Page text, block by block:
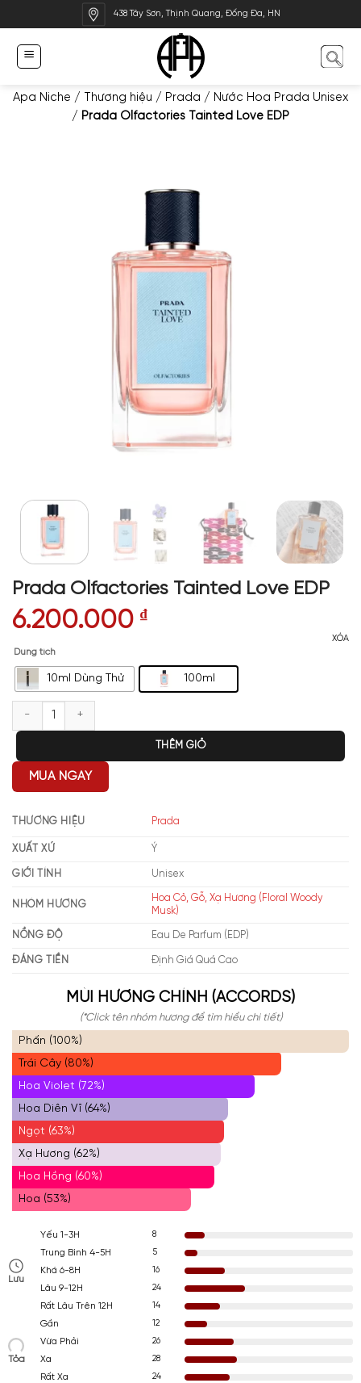
qua
dung
438 Tây Sơn, Thịnh Quang, Đống Đa, HN
Apa Niche / Thương hiệu / Prada / Nước Hoa Prada Unisex
/ Prada Olfactories Tainted Love EDP
Prada Olfactories Tainted Love EDP
6.200.000 ₫
Dung tích
10ml Dùng Thử 100ml
XÓA
Prada Olfactories Tainted Love EDP số lượng
THÊM GIỎ
MUA NGAY
THƯƠNG HIỆU Prada
XUẤT XỨ Ý
GIỚI TÍNH Unisex
NHÓM HƯƠNG
Hoa Cỏ, Gỗ, Xạ Hương (Floral Woody
Musk)
NỒNG ĐỘ Eau De Parfum (EDP)
ĐÁNG TIỀN Định Giá Quá Cao
MÙI HƯƠNG CHÍNH (ACCORDS)
(*Click tên nhóm hương để tìm hiểu chi tiết)
Phấn (100%)
Trái Cây (80%)
Hoa Violet (72%)
Hoa Diên Vĩ (64%)
Ngọt (63%)
Xạ Hương (62%)
Hoa Hồng (60%)
Hoa (53%)
Lưu
Yếu 1-3H
8
Trung Bình 4-5H
5
Khá 6-8H
16
Lâu 9-12H
24
Rất Lâu Trên 12H
14
Tỏa
Gần
12
Vừa Phải
26
Xa
28
Rất Xa
24